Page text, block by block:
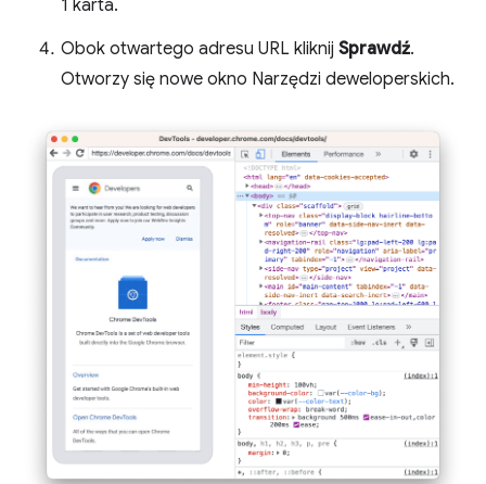
1 karta.
Obok otwartego adresu URL kliknij Sprawdź.
Otworzy się nowe okno Narzędzi deweloperskich.